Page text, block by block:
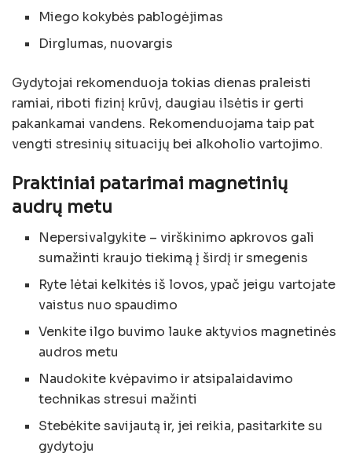
Miego kokybės pablogėjimas
Dirglumas, nuovargis
Gydytojai rekomenduoja tokias dienas praleisti
ramiai, riboti fizinį krūvį, daugiau ilsėtis ir gerti
pakankamai vandens. Rekomenduojama taip pat
vengti stresinių situacijų bei alkoholio vartojimo.
Praktiniai patarimai magnetinių
audrų metu
Nepersivalgykite – virškinimo apkrovos gali
sumažinti kraujo tiekimą į širdį ir smegenis
Ryte lėtai kelkitės iš lovos, ypač jeigu vartojate
vaistus nuo spaudimo
Venkite ilgo buvimo lauke aktyvios magnetinės
audros metu
Naudokite kvėpavimo ir atsipalaidavimo
technikas stresui mažinti
Stebėkite savijautą ir, jei reikia, pasitarkite su
gydytoju